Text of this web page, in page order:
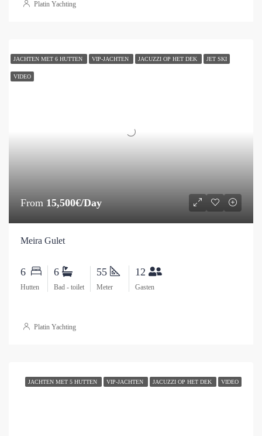
Platin Yachting
JACHTEN MET 6 HUTTEN VIP-JACHTEN JACUZZI OP HET DEK JET SKI
VIDEO
From 15,500€/Day
Meira Gulet
6
Hutten
6
Bad - toilet
55
Meter
12
Gasten
Platin Yachting
JACHTEN MET 5 HUTTEN VIP-JACHTEN JACUZZI OP HET DEK VIDEO